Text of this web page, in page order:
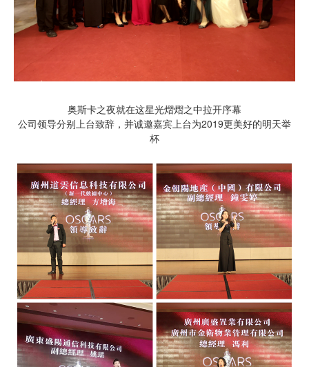
奥斯卡之夜就在这星光熠熠之中拉开序幕
公司领导分别上台致辞，并诚邀嘉宾上台为2019更美好的明天举
杯